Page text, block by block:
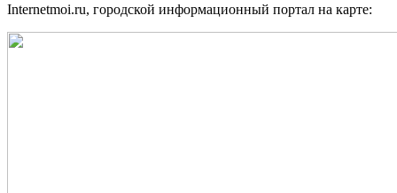
Internetmoi.ru, городской информационный портал на карте: